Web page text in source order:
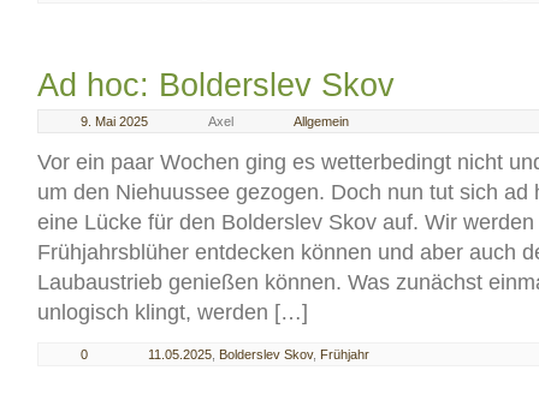
Ad hoc: Bolderslev Skov
9. Mai 2025 Axel Allgemein
Vor ein paar Wochen ging es wetterbedingt nicht
um den Niehuussee gezogen. Doch nun tut sich ad
eine Lücke für den Bolderslev Skov auf. Wir
Frühjahrsblüher entdecken können und aber auch
Laubaustrieb genießen können. Was zunächst
unlogisch klingt, werden […]
0 11.05.2025 Bolderslev Skov, Frühjahr